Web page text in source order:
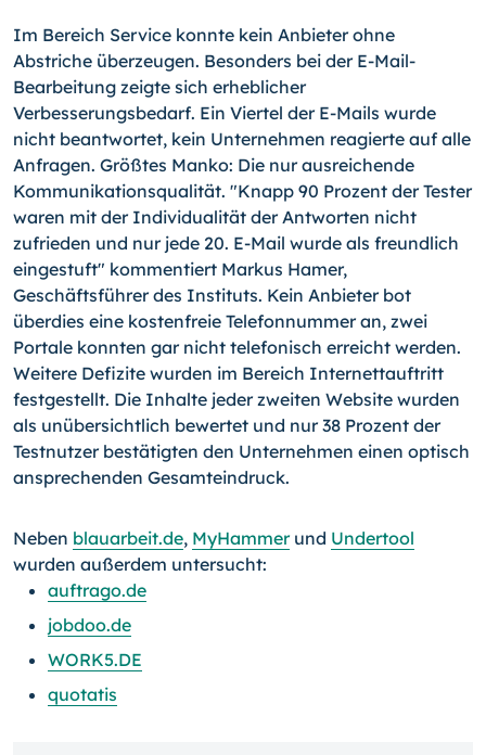
Im Bereich Service konnte kein Anbieter ohne
Abstriche überzeugen. Besonders bei der E-Mail-
Bearbeitung zeigte sich erheblicher
Verbesserungsbedarf. Ein Viertel der E-Mails wurde
nicht beantwortet, kein Unternehmen reagierte auf alle
Anfragen. Größtes Manko: Die nur ausreichende
Kommunikationsqualität. "Knapp 90 Prozent der Tester
waren mit der Individualität der Antworten nicht
zufrieden und nur jede 20. E-Mail wurde als freundlich
eingestuft" kommentiert Markus Hamer,
Geschäftsführer des Instituts. Kein Anbieter bot
überdies eine kostenfreie Telefonnummer an, zwei
Portale konnten gar nicht telefonisch erreicht werden.
Weitere Defizite wurden im Bereich Internettauftritt
festgestellt. Die Inhalte jeder zweiten Website wurden
als unübersichtlich bewertet und nur 38 Prozent der
Testnutzer bestätigten den Unternehmen einen optisch
ansprechenden Gesamteindruck.
Neben blauarbeit.de, MyHammerund Undertool
wurden außerdem untersucht:
auftrago.de
jobdoo.de
WORK5.DE
quotatis